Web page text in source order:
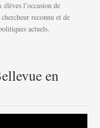
l’occasion de
reconnu et de
actuels.
en